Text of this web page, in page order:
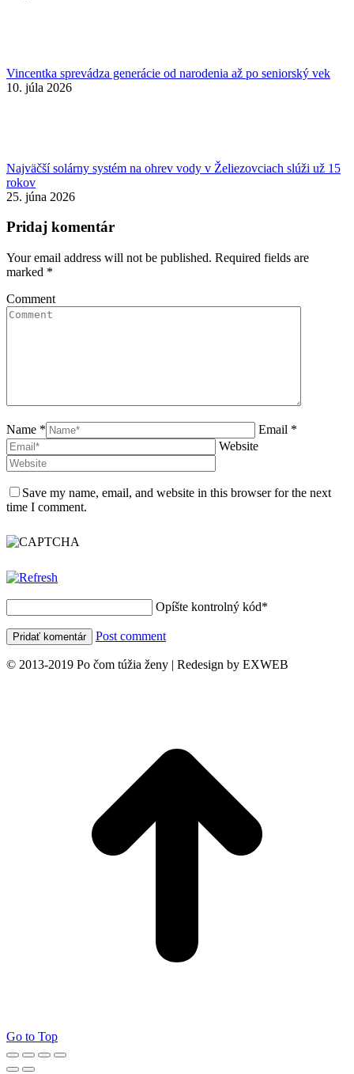
Vincentka sprevádza generácie od narodenia až po seniorský vek
10. júla 2026
Najväčší solárny systém na ohrev vody v Želiezovciach slúži už 15
rokov
25. júna 2026
Pridaj komentár
Your email address will not be published. Required fields are
marked *
Comment
Name *
Email *
Website
Save my name, email, and website in this browser for the next
time I comment.
Opíšte kontrolný kód*
Post comment
© 2013-2019 Po čom túžia ženy | Redesign by EXWEB
Go to Top